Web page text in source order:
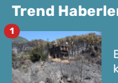
Trend
1